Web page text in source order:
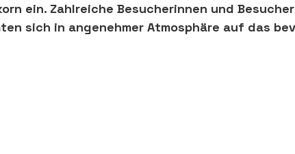
ein. Zahlreiche Besucherinnen und
sich in angenehmer Atmosphäre auf das